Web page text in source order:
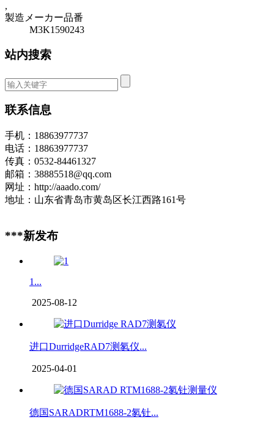
,
製造メーカー品番
M3K1590243
站内搜索
联系信息
手机：18863977737
电话：18863977737
传真：0532-84461327
邮箱：38885518@qq.com
网址：http://aaado.com/
地址：山东省青岛市黄岛区长江西路161号
***新发布
1...
2025-08-12
进口DurridgeRAD7测氡仪...
2025-04-01
德国SARADRTM1688-2氡钍...